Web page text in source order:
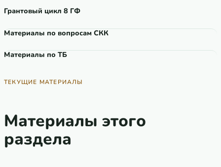
Грантовый цикл 8 ГФ
Материалы по вопросам СКК
Материалы по ТБ
ТЕКУЩИЕ МАТЕРИАЛЫ
Материалы этого
раздела